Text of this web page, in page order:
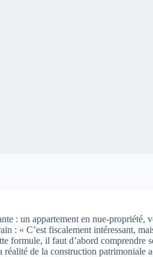
: un appartement en nue-propriété,
: « C’est fiscalement intéressant,
formule, il faut d’abord comprendre
de la construction patrimoniale